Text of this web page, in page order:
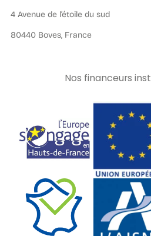
4 Avenue de l’étoile du sud
80440 Boves, France
Nos financeurs